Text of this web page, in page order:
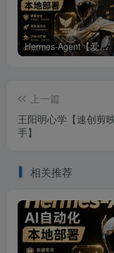
Hermes-Agent【爱马仕】AI自动化部署【会员免费领取安装包】
上一篇
王阳明心学【速创剪
手】
相关推荐